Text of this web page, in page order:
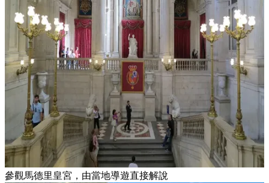
參觀馬德里皇宮，由當地導遊直接解說